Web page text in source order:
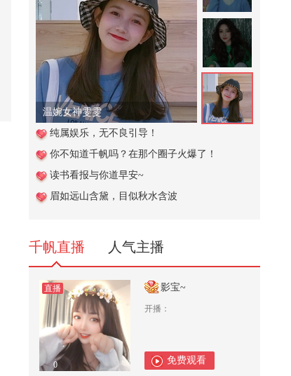
11's Vlog·11&@小马同学0219 在港
日记之星际城市采购胶片机｜测
评...
789
第1集：你居然在外面亲热的时候
拍视频！《亲密陷阱，绝不沉默》
5,949
赵忠祥确诊癌症后病情迅速恶化，
193
一次运动，就有抗癌效果，三个动
作分享给您！
温婉女神雯雯
纯属娱乐，无不良引导！
你不知道千帆吗？在那个圈子火爆了！
读书看报与你道早安~
眉如远山含黛，目似秋水含波
千帆直播 人气主播
直播
0
影宝~
开播：
免费观看